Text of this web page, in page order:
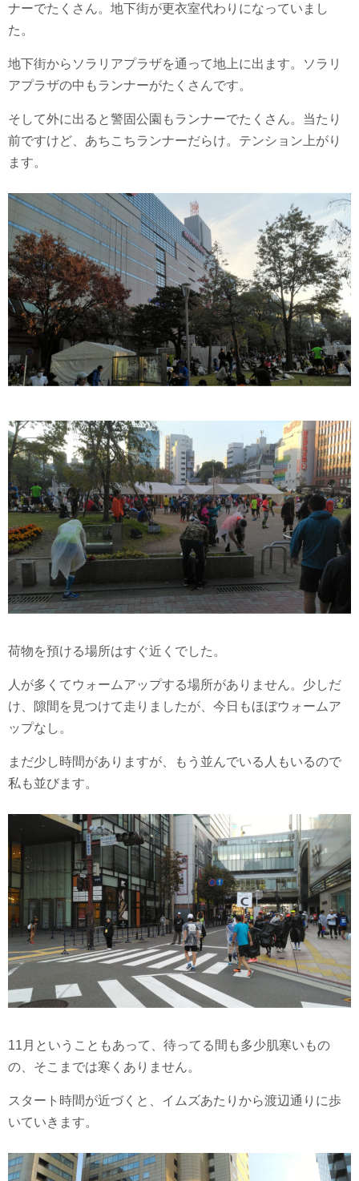
ナーでたくさん。地下街が更衣室代わりになっていまし
た。
地下街からソラリアプラザを通って地上に出ます。ソラリ
アプラザの中もランナーがたくさんです。
そして外に出ると警固公園もランナーでたくさん。当たり
前ですけど、あちこちランナーだらけ。テンション上がり
ます。
荷物を預ける場所はすぐ近くでした。
人が多くてウォームアップする場所がありません。少しだ
け、隙間を見つけて走りましたが、今日もほぼウォームア
ップなし。
まだ少し時間がありますが、もう並んでいる人もいるので
私も並びます。
11月ということもあって、待ってる間も多少肌寒いもの
の、そこまでは寒くありません。
スタート時間が近づくと、イムズあたりから渡辺通りに歩
いていきます。